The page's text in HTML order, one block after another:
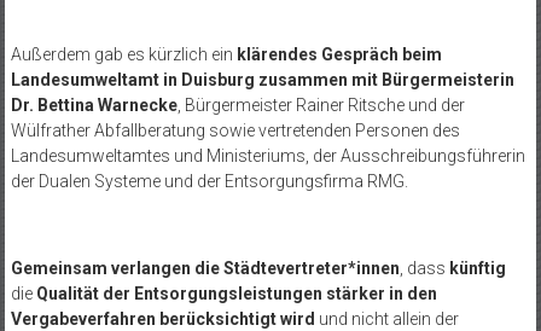
Außerdem gab es kürzlich ein klärendes Gespräch beim
Landesumweltamt in Duisburg zusammen mit Bürgermeisterin
Dr. Bettina Warnecke, Bürgermeister Rainer Ritsche und der
Wülfrather Abfallberatung sowie vertretenden Personen des
Landesumweltamtes und Ministeriums, der Ausschreibungsführerin
der Dualen Systeme und der Entsorgungsfirma RMG.
Gemeinsam verlangen die Städtevertreter*innen, dass künftig
die Qualität der Entsorgungsleistungen stärker in den
Vergabeverfahren berücksichtigt wird und nicht allein der